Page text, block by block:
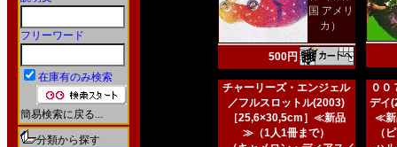
フリーワード
在庫有のみ検索
簡易検索に戻る...
分類から探す
国 アメリ
カ）
500円
チャーリーズ・エンジェル
／フルスロットル(2003)
［25,6×30,5cm］≪新品
≫（1人1冊まで）
００
デイ
≪新
（